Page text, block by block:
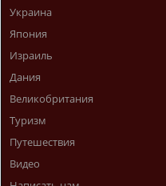
Украина
Япония
Израиль
Дания
Великобритания
Туризм
Путешествия
Видео